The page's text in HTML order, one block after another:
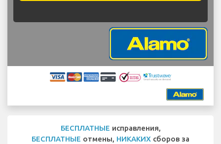
БЕСПЛАТНЫЕ исправления,
БЕСПЛАТНЫЕ отмены, НИКАКИХ сборов за